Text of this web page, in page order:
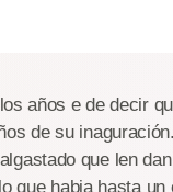
años e de decir
de su
que len
que habia hasta